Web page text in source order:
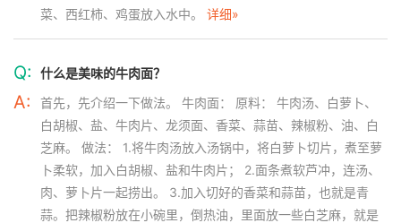
菜、西红柿、鸡蛋放入水中。 详细»
Q: 什么是美味的牛肉面？
A:
首先，先介绍一下做法。 牛肉面： 原料： 牛肉汤、白萝卜、
白胡椒、盐、牛肉片、龙须面、香菜、蒜苗、辣椒粉、油、白
芝麻。 做法： 1.将牛肉汤放入汤锅中，将白萝卜切片，煮至萝
卜柔软，加入白胡椒、盐和牛肉片； 2.面条煮软芦冲，连汤、
肉、萝卜片一起捞出。 3.加入切好的香菜和蒜苗，也就是青
蒜。把辣椒粉放在小碗里，倒热油，里面放一些白芝麻，就是